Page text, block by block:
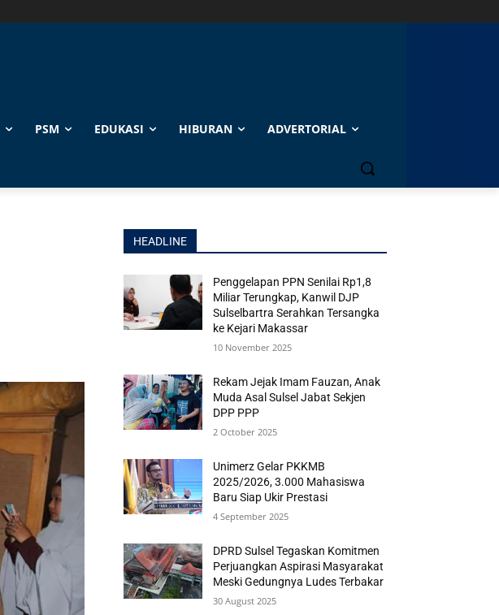
PSM EDUKASI HIBURAN ADVERTORIAL
HEADLINE
Penggelapan PPN Senilai Rp1,8
Miliar Terungkap, Kanwil DJP
Sulselbartra Serahkan Tersangka
ke Kejari Makassar
10 November 2025
Rekam Jejak Imam Fauzan, Anak
Muda Asal Sulsel Jabat Sekjen
DPP PPP
2 October 2025
Unimerz Gelar PKKMB
2025/2026, 3.000 Mahasiswa
Baru Siap Ukir Prestasi
4 September 2025
DPRD Sulsel Tegaskan Komitmen
Perjuangkan Aspirasi Masyarakat
Meski Gedungnya Ludes Terbakar
30 August 2025